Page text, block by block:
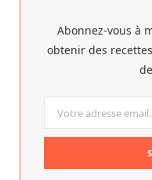
Abonnez-vous à
obtenir des